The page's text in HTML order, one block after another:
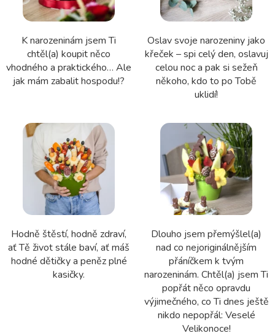
K narozeninám jsem Ti
chtěl(a) koupit něco
vhodného a praktického… Ale
jak mám zabalit hospodu!?
Oslav svoje narozeniny jako
křeček – spi celý den, oslavuj
celou noc a pak si sežeň
někoho, kdo to po Tobě
uklidí!
Hodně štěstí, hodně zdraví,
ať Tě život stále baví, ať máš
hodné dětičky a peněz plné
kasičky.
Dlouho jsem přemýšlel(a)
nad co nejoriginálnějším
přáníčkem k tvým
narozeninám. Chtěl(a) jsem Ti
popřát něco opravdu
výjimečného, co Ti dnes ještě
nikdo nepopřál: Veselé
Velikonoce!